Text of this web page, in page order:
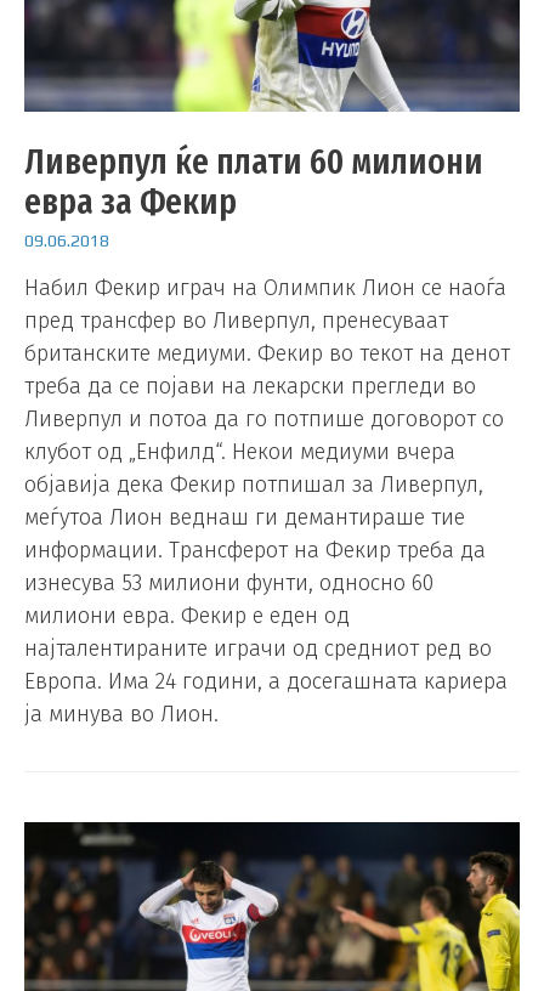
Ливерпул ќе плати 60 милиони
евра за Фекир
09.06.2018
Набил Фекир играч на Олимпик Лион се наоѓа
пред трансфер во Ливерпул, пренесуваат
британските медиуми. Фекир во текот на денот
треба да се појави на лекарски прегледи во
Ливерпул и потоа да го потпише договорот со
клубот од „Енфилд“. Некои медиуми вчера
објавија дека Фекир потпишал за Ливерпул,
меѓутоа Лион веднаш ги демантираше тие
информации. Трансферот на Фекир треба да
изнесува 53 милиони фунти, односно 60
милиони евра. Фекир е еден од
најталентираните играчи од средниот ред во
Европа. Има 24 години, а досегашната кариера
ја минува во Лион.